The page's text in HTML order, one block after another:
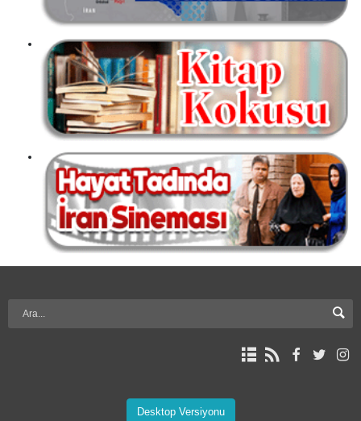
Desktop Versiyonu